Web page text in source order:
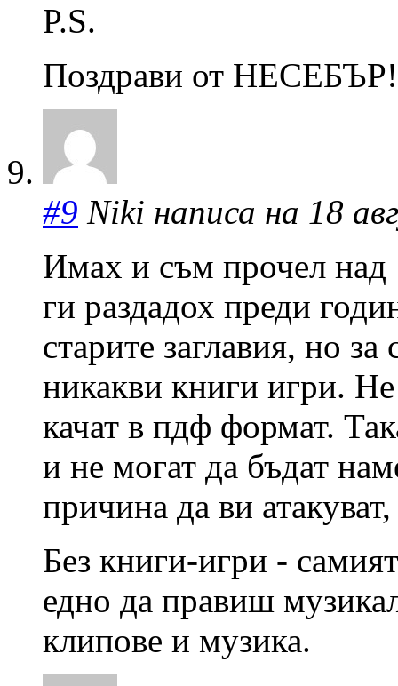
P.S.
Поздрави от НЕСЕБЪР!
#9 Niki написа на 18
Имах и съм прочел над
ги раздадох преди
старите заглавия, но
никакви книги игри.
качат в пдф формат.
и не могат да бъдат
причина да ви
Без книги-игри -
едно да правиш
клипове и музика.